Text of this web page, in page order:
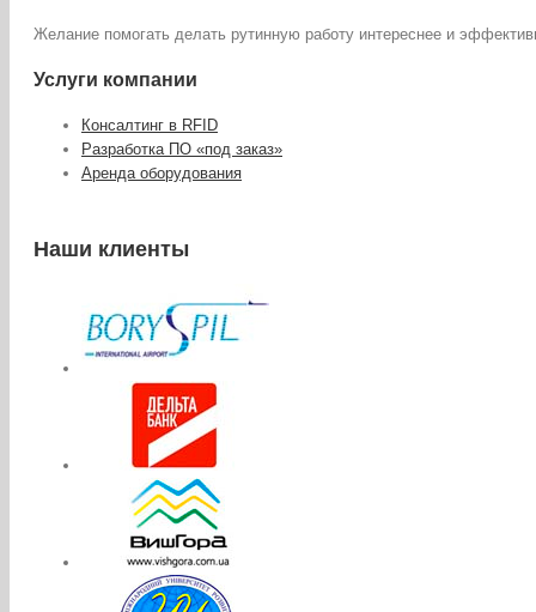
Желание помогать делать рутинную работу интереснее и
Услуги компании
Консалтинг в RFID
Разработка ПО «под заказ»
Аренда оборудования
Наши клиенты